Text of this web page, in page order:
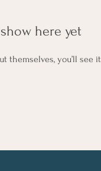
here yet
themselves, you’ll see it